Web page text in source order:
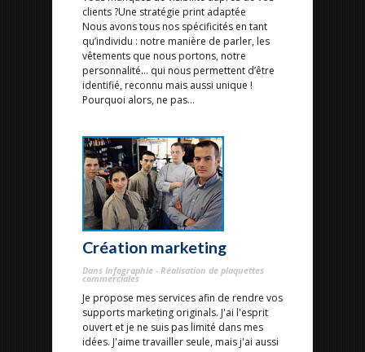
clients ?Une stratégie print adaptée
Nous avons tous nos spécificités en tant
qu’individu : notre manière de parler, les
vêtements que nous portons, notre
personnalité… qui nous permettent d’être
identifié, reconnu mais aussi unique !
Pourquoi alors, ne pas...
Création marketing
Dans Infographie - Réalisation de plaquettes
commerciales
Je propose mes services afin de rendre vos
supports marketing originals. J'ai l'esprit
ouvert et je ne suis pas limité dans mes
idées. J'aime travailler seule, mais j'ai aussi